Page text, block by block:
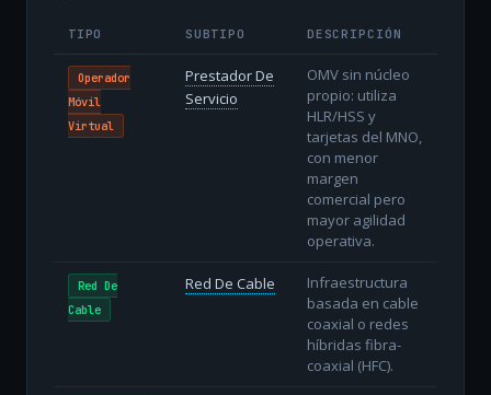
TIPO SUBTIPO DESCRIPCIÓN
Operador
Móvil
Virtual
Prestador De
Servicio
OMV sin núcleo
propio: utiliza
HLR/HSS y
tarjetas del MNO,
con menor
margen
comercial pero
mayor agilidad
operativa.
Red De
Cable
Red De Cable
Infraestructura
basada en cable
coaxial o redes
híbridas fibra-
coaxial (HFC).